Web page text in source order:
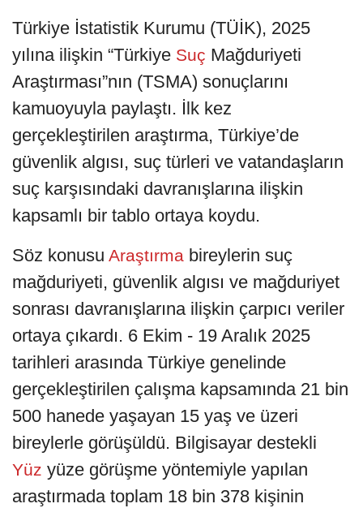
Türkiye İstatistik Kurumu (TÜİK), 2025
yılına ilişkin “Türkiye Suç Mağduriyeti
Araştırması”nın (TSMA) sonuçlarını
kamuoyuyla paylaştı. İlk kez
gerçekleştirilen araştırma, Türkiye’de
güvenlik algısı, suç türleri ve vatandaşların
suç karşısındaki davranışlarına ilişkin
kapsamlı bir tablo ortaya koydu.
Söz konusu Araştırma bireylerin suç
mağduriyeti, güvenlik algısı ve mağduriyet
sonrası davranışlarına ilişkin çarpıcı veriler
ortaya çıkardı. 6 Ekim - 19 Aralık 2025
tarihleri arasında Türkiye genelinde
gerçekleştirilen çalışma kapsamında 21 bin
500 hanede yaşayan 15 yaş ve üzeri
bireylerle görüşüldü. Bilgisayar destekli
Yüz yüze görüşme yöntemiyle yapılan
araştırmada toplam 18 bin 378 kişinin